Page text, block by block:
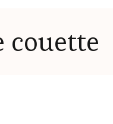
couette